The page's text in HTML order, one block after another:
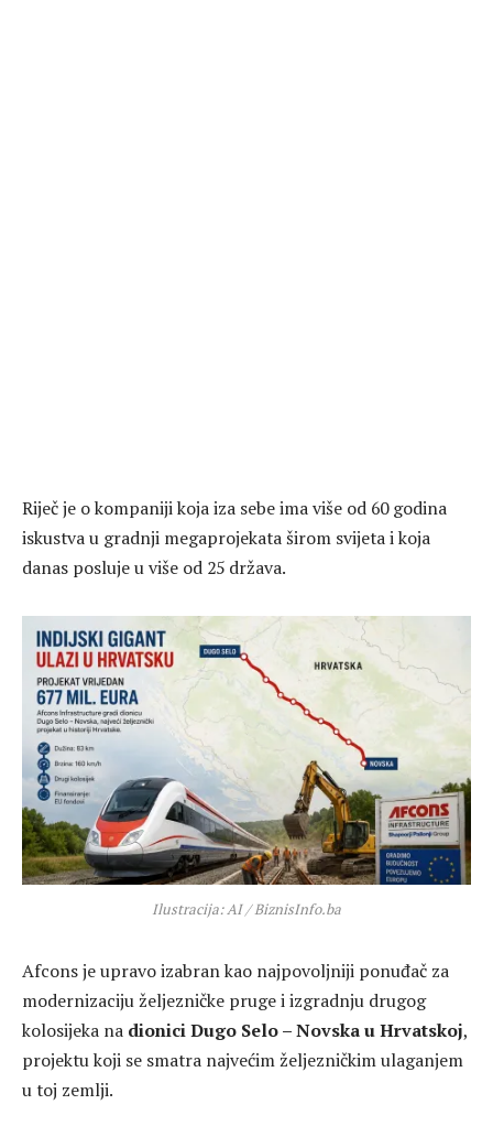
Riječ je o kompaniji koja iza sebe ima više od 60 godina
iskustva u gradnji megaprojekata širom svijeta i koja
danas posluje u više od 25 država.
Ilustracija: AI / BiznisInfo.ba
Afcons je upravo izabran kao najpovoljniji ponuđač za
modernizaciju željezničke pruge i izgradnju drugog
kolosijeka na dionici Dugo Selo – Novska u Hrvatskoj,
projektu koji se smatra najvećim željezničkim ulaganjem
u toj zemlji.